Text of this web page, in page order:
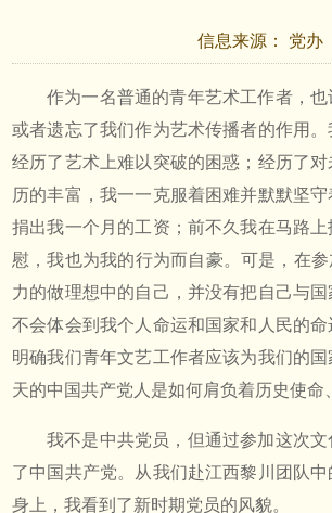
信息来源： 党办
作为一名普通的青年艺术工作者，
或者遗忘了我们作为艺术传播者的作用
经历了艺术上难以突破的困惑；经历了
历的丰富，我一一克服着困难并默默坚
捐出我一个月的工资；前不久我在马路
慰，我也为我的行为而自豪。可是，在
力的做理想中的自己，并没有把自己与
不会体会到我个人命运和国家和人民的
明确我们青年文艺工作者应该为我们的
天的中国共产党人是如何肩负着历史使命
我不是中共党员，但通过参加这次
了中国共产党。从我们赴江西黎川团队
身上，我看到了新时期党员的风貌。